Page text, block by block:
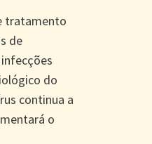
tratamento
de
do
continua a
o